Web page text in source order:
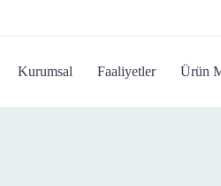
Kurumsal Faaliyetler Ürün